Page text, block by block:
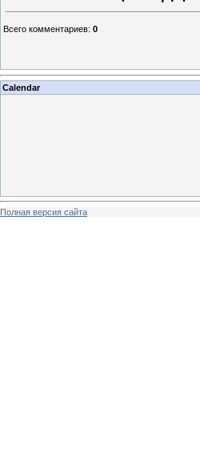
Всего комментариев: 0
Calendar
Полная версия сайта